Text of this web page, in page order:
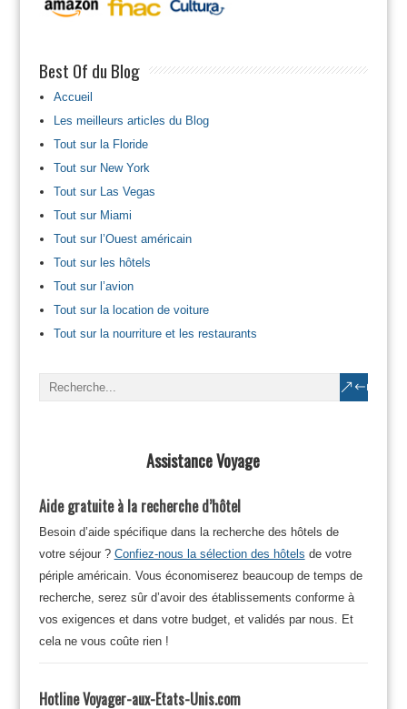
Best Of du Blog
Accueil
Les meilleurs articles du Blog
Tout sur la Floride
Tout sur New York
Tout sur Las Vegas
Tout sur Miami
Tout sur l’Ouest américain
Tout sur les hôtels
Tout sur l’avion
Tout sur la location de voiture
Tout sur la nourriture et les restaurants
Assistance Voyage
Aide gratuite à la recherche d’hôtel
Besoin d’aide spécifique dans la recherche des hôtels de
votre séjour ? Confiez-nous la sélection des hôtels de votre
périple américain. Vous économiserez beaucoup de temps de
recherche, serez sûr d’avoir des établissements conforme à
vos exigences et dans votre budget, et validés par nous. Et
cela ne vous coûte rien !
Hotline Voyager-aux-Etats-Unis.com